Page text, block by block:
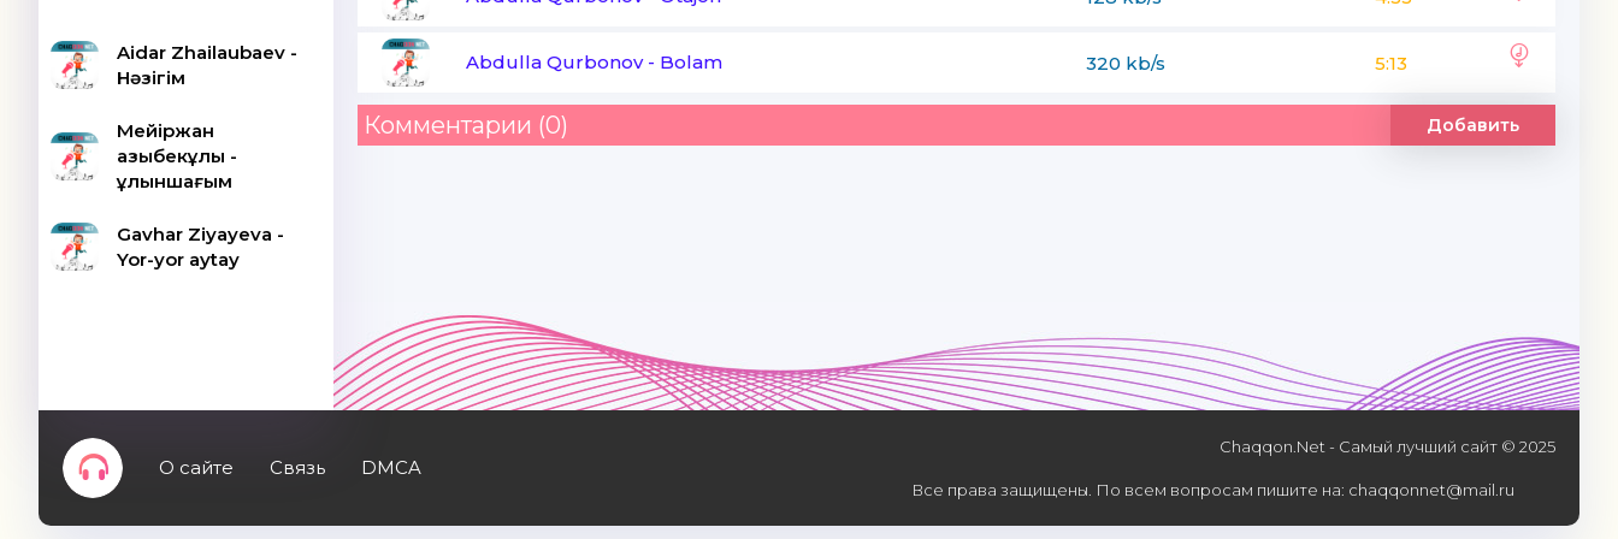
Aidar Zhailaubaev -
Нәзігім
Мейіржан
Қазыбекұлы -
Құлыншағым
Gavhar Ziyayeva -
Yor-yor aytay
Allohga yolvorib
To o'lguncha xorib
Yig'lamoq istarman
Abdulla Qurbonov- Bolam 320 kb/s 5:13
Комментарии (0) Добавить
О сайте Связь DMCA
Chaqqon.Net - Самый лучший сайт © 2025
Все права защищены. По всем вопросам пишите на: chaqqonnet@mail.ru